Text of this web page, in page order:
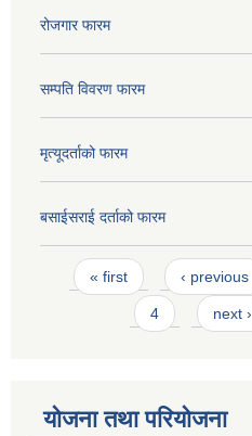
रोजगार फारम
सम्पति विवरण फारम
मृत्यूदर्ताको फारम
बसाईसराई दर्ताको फारम
Pages
« first ‹ previous
4 next ›
योजना तथा परियोजना